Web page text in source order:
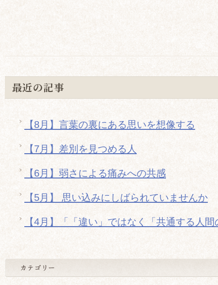
最近の記事
【8月】言葉の裏にある思いを想像する
【7月】差別を見つめる人
【6月】弱さによる痛みへの共感
【5月】 思い込みにしばられていませんか
【4月】「「違い」ではなく「共通する人